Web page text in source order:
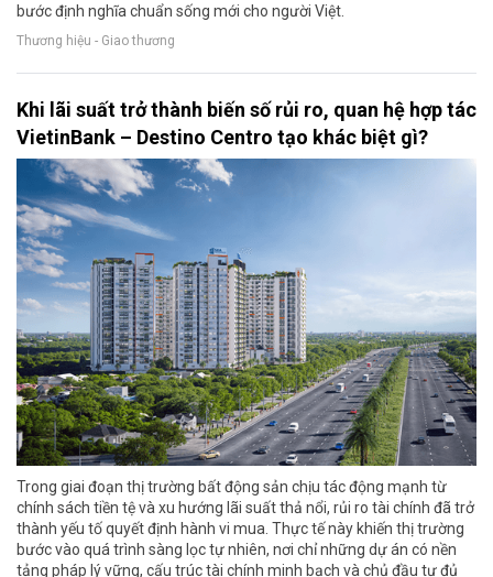
bước định nghĩa chuẩn sống mới cho người Việt.
Thương hiệu - Giao thương
Khi lãi suất trở thành biến số rủi ro, quan hệ hợp tác
VietinBank – Destino Centro tạo khác biệt gì?
Trong giai đoạn thị trường bất động sản chịu tác động mạnh từ
chính sách tiền tệ và xu hướng lãi suất thả nổi, rủi ro tài chính đã trở
thành yếu tố quyết định hành vi mua. Thực tế này khiến thị trường
bước vào quá trình sàng lọc tự nhiên, nơi chỉ những dự án có nền
tảng pháp lý vững, cấu trúc tài chính minh bạch và chủ đầu tư đủ